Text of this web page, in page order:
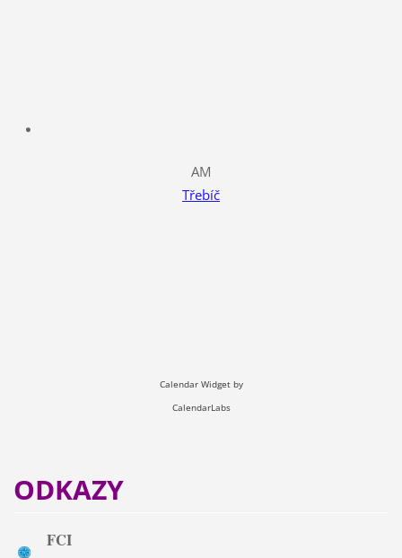
AM
Třebíč
Calendar Widget by
CalendarLabs
ODKAZY
FCI